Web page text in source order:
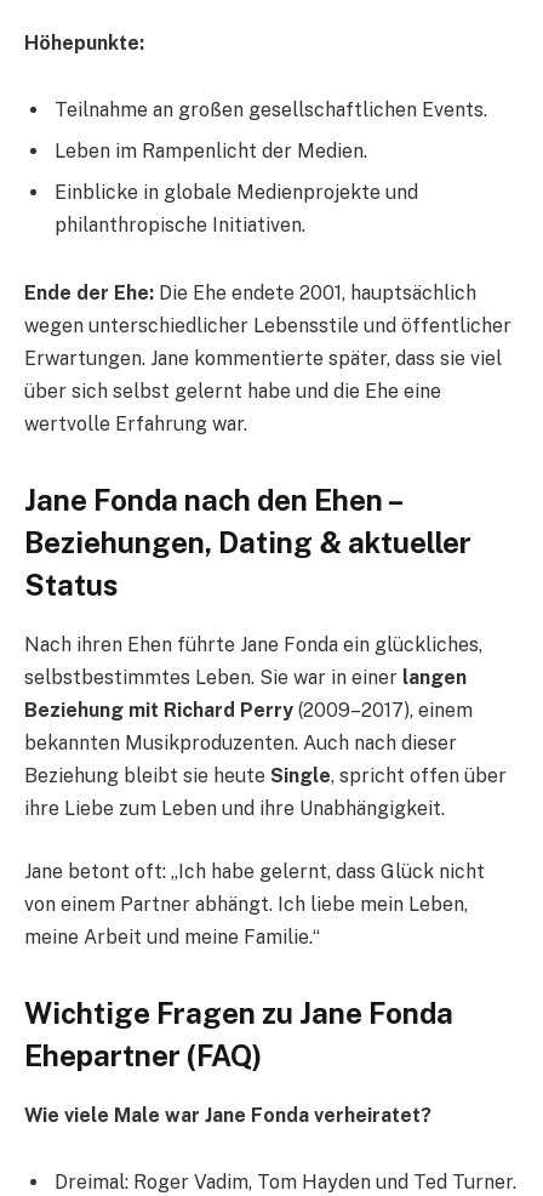
Höhepunkte:
Teilnahme an großen gesellschaftlichen Events.
Leben im Rampenlicht der Medien.
Einblicke in globale Medienprojekte und
philanthropische Initiativen.
Ende der Ehe: Die Ehe endete 2001, hauptsächlich
wegen unterschiedlicher Lebensstile und öffentlicher
Erwartungen. Jane kommentierte später, dass sie viel
über sich selbst gelernt habe und die Ehe eine
wertvolle Erfahrung war.
Jane Fonda nach den Ehen –
Beziehungen, Dating & aktueller
Status
Nach ihren Ehen führte Jane Fonda ein glückliches,
selbstbestimmtes Leben. Sie war in einer langen
Beziehung mit Richard Perry (2009–2017), einem
bekannten Musikproduzenten. Auch nach dieser
Beziehung bleibt sie heute Single, spricht offen über
ihre Liebe zum Leben und ihre Unabhängigkeit.
Jane betont oft: „Ich habe gelernt, dass Glück nicht
von einem Partner abhängt. Ich liebe mein Leben,
meine Arbeit und meine Familie.“
Wichtige Fragen zu Jane Fonda
Ehepartner (FAQ)
Wie viele Male war Jane Fonda verheiratet?
Dreimal: Roger Vadim, Tom Hayden und Ted Turner.